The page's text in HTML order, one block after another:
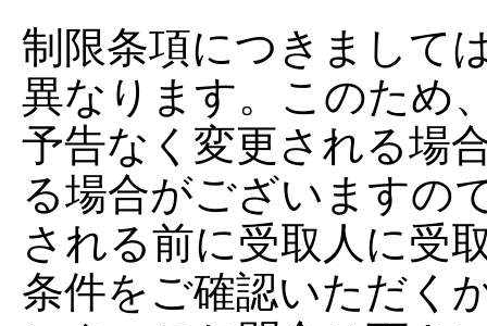
制限条項につきまして
異なります。このため
予告なく変更される場
る場合がございますの
される前に受取人に受
条件をご確認いただく